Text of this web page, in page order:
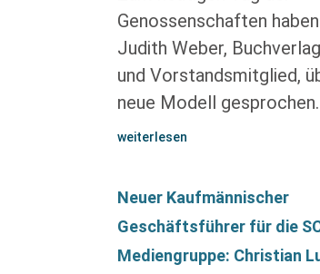
Genossenschaften
Judith Weber,
und Vorstandsmitglied,
neue Modell gesprochen.
weiterlesen
Neuer Kaufmännischer
Geschäftsführer für die
Mediengruppe: Christian